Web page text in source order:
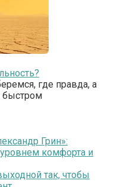
где правда, а
быстром
Грин»:
комфорта и
так, чтобы